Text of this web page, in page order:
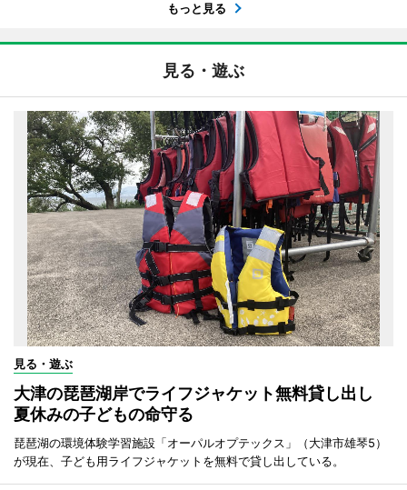
もっと見る
見る・遊ぶ
見る・遊ぶ
大津の琵琶湖岸でライフジャケット無料貸し出し
夏休みの子どもの命守る
琵琶湖の環境体験学習施設「オーパルオプテックス」（大津市雄琴5）
が現在、子ども用ライフジャケットを無料で貸し出している。